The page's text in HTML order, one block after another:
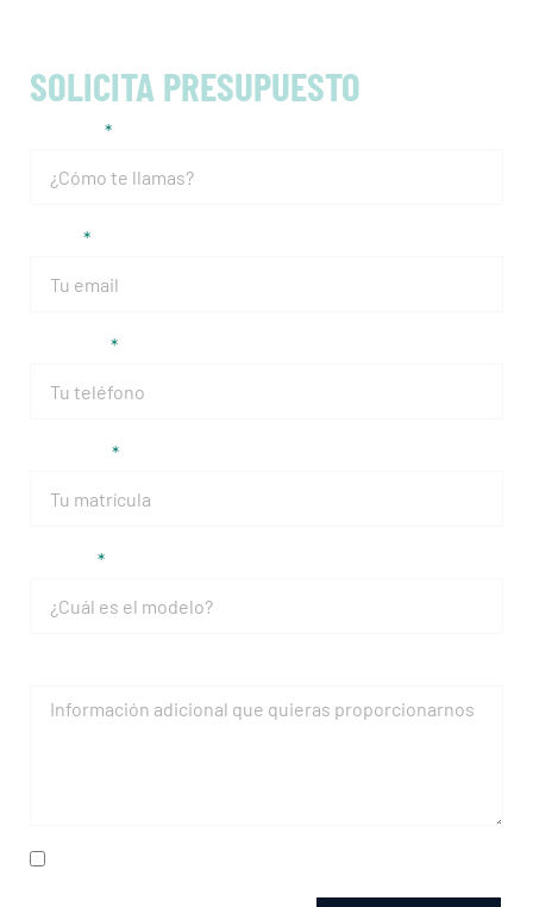
SOLICITA PRESUPUESTO